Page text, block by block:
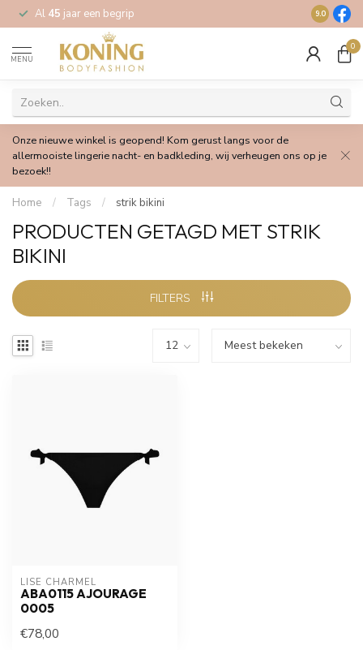
Al 45 jaar een begrip Gratis
9.0
MENU
0
Onze nieuwe winkel is geopend! Kom gerust langs voor de
allermooiste lingerie nacht- en badkleding, wij verheugen ons op je
bezoek!!
Home / Tags / strik bikini
PRODUCTEN GETAGD MET STRIK
BIKINI
FILTERS
LISE CHARMEL
ABA0115 AJOURAGE
0005
€78,00